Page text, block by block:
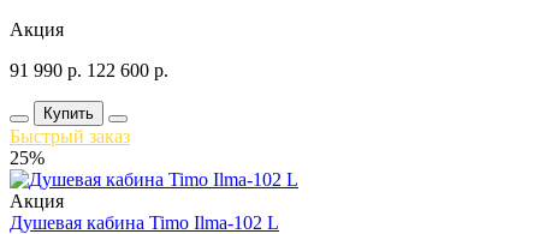
Акция
91 990 р. 122 600 р.
Купить
Быстрый заказ
25%
Акция
Душевая кабина Timo Ilma-102 L